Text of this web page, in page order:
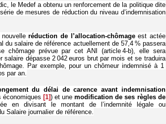
le Medef a obtenu un renforcement de la politique dite
de mesures de réduction du niveau d’indemnisation
nouvelleréduction de l’allocation-chômageest actée
du salaire de référence actuellement de 57,4 % passera
chômage prévue par cet ANI (article 4-b), elle sera
dépasse 2 042 euros brut par mois et se traduira
Par exemple, pour un chômeur indemnisé à 1
par an.
du délai de carence avant indemnisation
économiques [1]) et unemodification de ses règles de
en divisant le montant de l’indemnité légale ou
Salaire journalier de référence.